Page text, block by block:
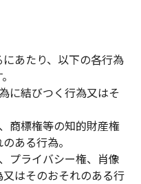
あたり、以下の各行為
に結びつく行為又はそ
商標権等の知的財産権
ある行為。
プライバシー権、肖像
はそのおそれのある行